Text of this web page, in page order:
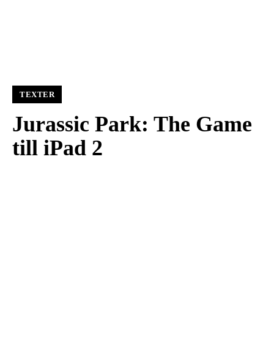
TEXTER
Jurassic Park: The Game
till iPad 2